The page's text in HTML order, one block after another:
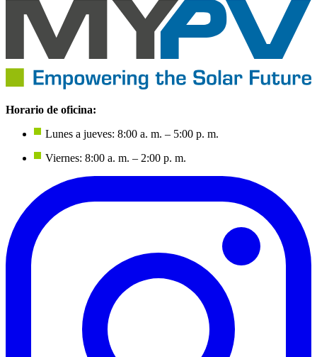
Horario de oficina:
Lunes a jueves: 8:00 a. m. – 5:00 p. m.
Viernes: 8:00 a. m. – 2:00 p. m.